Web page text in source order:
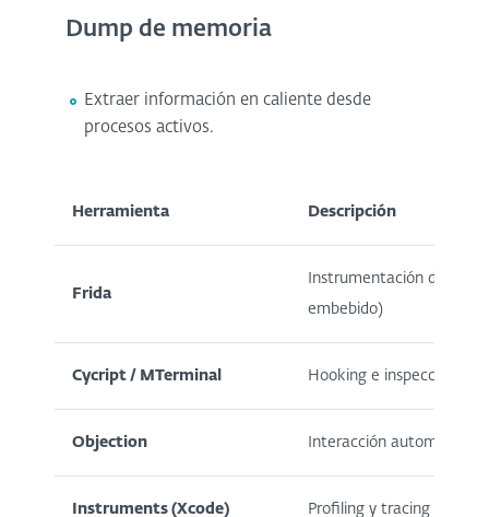
Dump de memoria
Extraer información en caliente desde
procesos activos.
Herramienta Descripción
Frida
Instrumentación de
embebido)
Cycript / MTerminal Hooking e inspección en
Objection Interacción
Instruments (Xcode) Profiling y tracing nativo